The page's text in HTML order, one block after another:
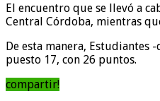
El encuentro que se llevó a
Central Córdoba, mientras
De esta manera, Estudiantes
puesto 17, con 26 puntos.
compartir!